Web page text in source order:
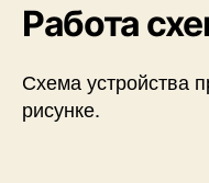
Работа
Схема устройства
рисунке.